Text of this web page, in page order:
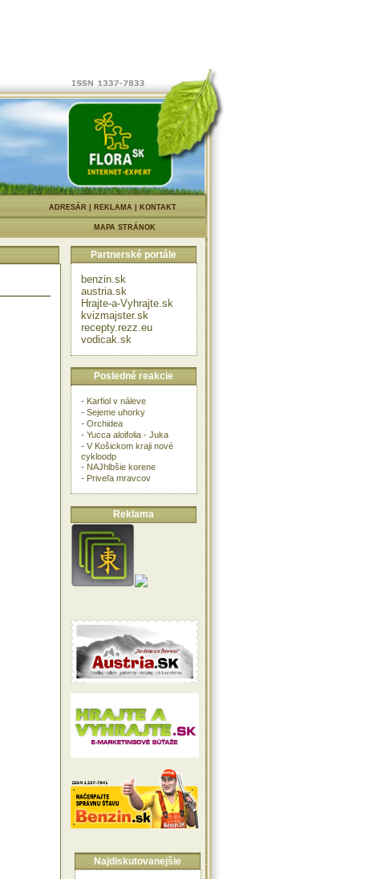
ADRESÁR REKLAMA KONTAKT
MAPA STRÁNOK
Partnerské portále
benzin.sk
austria.sk
Hrajte-a-Vyhrajte.sk
kvizmajster.sk
recepty.rezz.eu
vodicak.sk
Posledné reakcie
- Karfiol v náleve
- Sejeme uhorky
- Orchidea
- Yucca aloifolia - Juka
- V Košickom kraji nové
cykloodp
- NAJhlbšie korene
- Priveľa mravcov
Reklama
Najdiskutovanejšie